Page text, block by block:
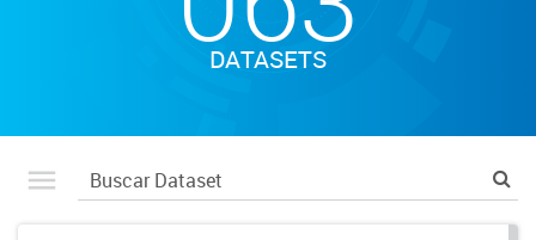
DATASETS